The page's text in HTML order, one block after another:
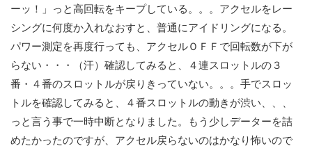
ーッ！」っと高回転をキープしている。。。アクセルをレー
シングに何度か入れなおすと、普通にアイドリングになる。
パワー測定を再度行っても、アクセルＯＦＦで回転数が下が
らない・・・（汗）確認してみると、４連スロットルの３
番・４番のスロットルが戻りきっていない。。。手でスロッ
トルを確認してみると、４番スロットルの動きが渋い、、、
っと言う事で一時中断となりました。もう少しデーターを詰
めたかったのですが、アクセル戻らないのはかなり怖いので